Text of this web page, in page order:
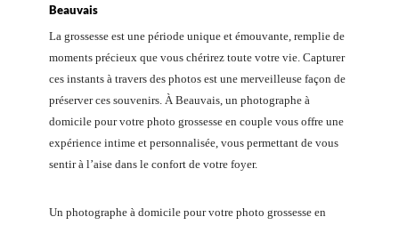
Beauvais
La grossesse est une période unique et émouvante, remplie de
moments précieux que vous chérirez toute votre vie. Capturer
ces instants à travers des photos est une merveilleuse façon de
préserver ces souvenirs. À Beauvais, un photographe à
domicile pour votre photo grossesse en couple vous offre une
expérience intime et personnalisée, vous permettant de vous
sentir à l’aise dans le confort de votre foyer.
Un photographe à domicile pour votre photo grossesse en